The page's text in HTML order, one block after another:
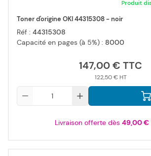
Produit
Toner d'origine OKI 44315308 - noir
Réf : 44315308
Capacité en pages (à 5%) : 8000
147,00 €
122,50 €
Livraison offerte dès 49,00 €